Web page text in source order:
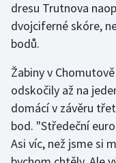
Motorsport
Olympijské hry
Parasport
Plavání
dresu Trutnova
dvojciferné skóre,
bodů.
Žabiny v
odskočily až na
domácí v závěru
bod. "Středeční
Asi víc, než jsme si